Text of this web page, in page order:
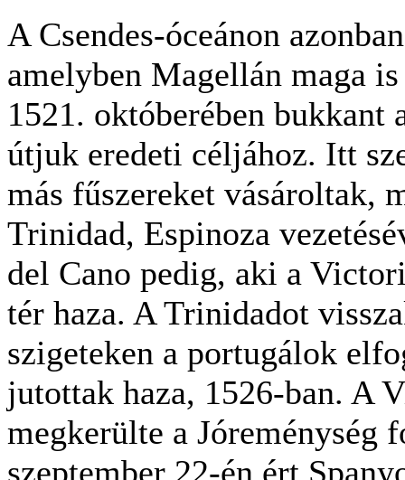
A Csendes-óceánon
amelyben Magellán maga
1521. októberében bukkant
útjuk eredeti céljához. Itt
más fűszereket vásároltak,
Trinidad, Espinoza
del Cano pedig, aki a
tér haza. A Trinidadot
szigeteken a portugálok
jutottak haza, 1526-ban. A
megkerülte a Jóreménység
szeptember 22-én ért